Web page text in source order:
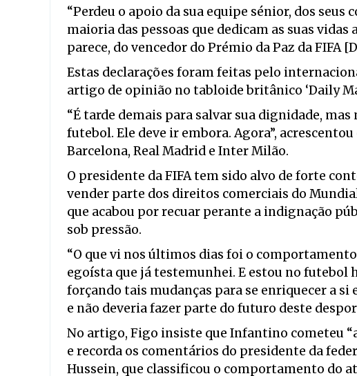
“Perdeu o apoio da sua equipe sénior, dos
maioria das pessoas que dedicam as suas vidas
parece, do vencedor do Prémio da Paz da FIFA
Estas declarações foram feitas pelo
artigo de opinião no tabloide britânico ‘Daily
“É tarde demais para salvar sua dignidade,
futebol. Ele deve ir embora. Agora”,
Barcelona, Real Madrid e Inter Milão.
O presidente da FIFA tem sido alvo de forte
vender parte dos direitos comerciais do
que acabou por recuar perante a indignação
sob pressão.
“O que vi nos últimos dias foi o
egoísta que já testemunhei. E estou no futebol
forçando tais mudanças para se enriquecer a si
e não deveria fazer parte do futuro deste
No artigo, Figo insiste que Infantino cometeu
e recorda os comentários do presidente da
Hussein, que classificou o comportamento do